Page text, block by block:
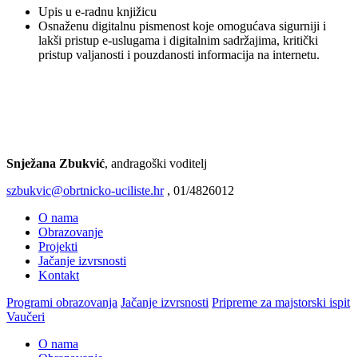
Upis u e‑radnu knjižicu
Osnaženu digitalnu pismenost koje omogućava sigurniji i
lakši pristup e‑uslugama i digitalnim sadržajima, kritički
pristup valjanosti i pouzdanosti informacija na internetu.
Snježana Zbukvić, andragoški voditelj
szbukvic@obrtnicko-uciliste.hr, 01/4826012
O nama
Obrazovanje
Projekti
Jačanje izvrsnosti
Kontakt
Programi obrazovanja Jačanje izvrsnosti Pripreme za majstorski ispit
Vaučeri
O nama